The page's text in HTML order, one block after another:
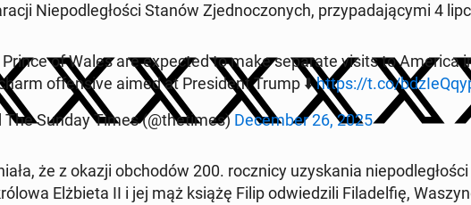
Nie­pod­le­gło­ści Stanów Zjed­no­czo­nych, przy­pa­da­ją­cy­mi 4
of Wales are expec­ted to make se­pa­ra­te visits to America
of­fen­si­ve aimed at Pre­si­dent Trump ⬇️https://t.co/
Sunday Times (@the­ti­mes) De­cem­ber 26, 2025
że z okazji ob­cho­dów 200. rocz­ni­cy uzy­ska­nia
Elż­bie­ta II i jej mąż książę Filip od­wie­dzi­li Fi­la­del­fię,